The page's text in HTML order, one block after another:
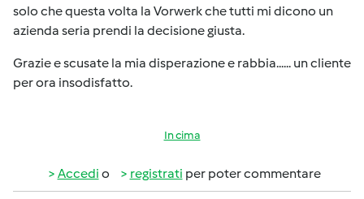
solo che questa volta la Vorwerk che tutti mi dicono un
azienda seria prendi la decisione giusta.
Grazie e scusate la mia disperazione e rabbia...... un cliente
per ora insodisfatto.
In cima
Accedi o registrati per poter commentare